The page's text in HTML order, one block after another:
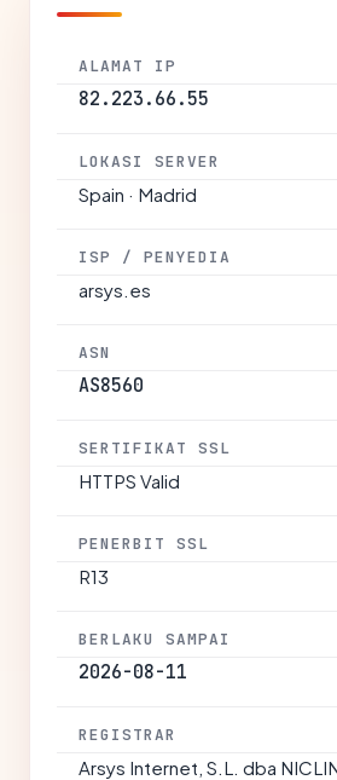
ALAMAT IP
82.223.66.55
LOKASI SERVER
Spain · Madrid
ISP / PENYEDIA
arsys.es
ASN
AS8560
SERTIFIKAT SSL
HTTPS Valid
PENERBIT SSL
R13
BERLAKU SAMPAI
2026-08-11
REGISTRAR
Arsys Internet, S.L. dba